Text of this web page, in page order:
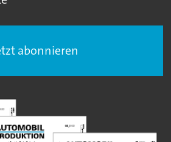
abonnieren